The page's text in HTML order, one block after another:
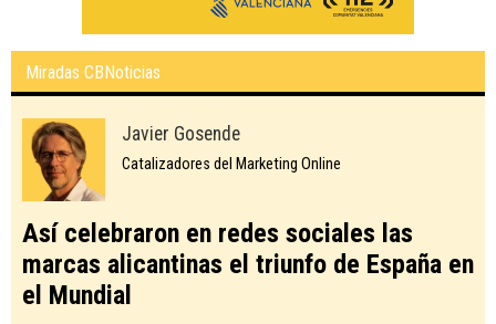
Miradas CBNoticias
Javier Gosende
Catalizadores del Marketing Online
Así celebraron en redes sociales las
marcas alicantinas el triunfo de España en
el Mundial